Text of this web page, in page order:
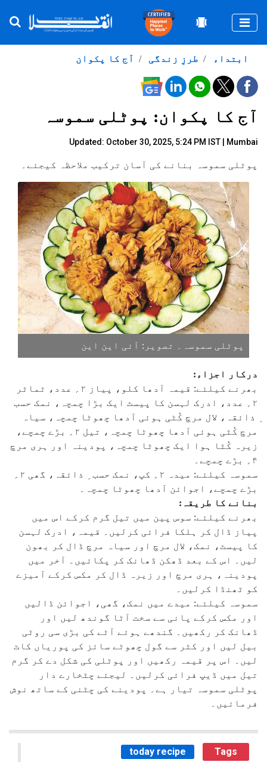
آج کا پکوان طرزِ زندگی ابتداء
آج کا پکوان: پوٹلی سموسہ
Updated: October 30, 2025, 5:24 PM IST | Mumbai
پوٹلی سموسہ بنانے کی آسان ترکیب ملاحظہ کیجئے۔
پوٹلی سموسہ۔ تصویر: آئی این این
درکار اجزاء:
بھرنے کیلئے: قیمہ آدھا کلو، پیاز ۲؍ عدد، ٹماٹر
۲؍ عدد، ادرک لہسن کا پیسٹ ایک بڑا چمچہ، نمک حسب
ِ ذائقہ، لال مرچ کُٹی ہوئی آدھا چھوٹا چمچہ، سیاہ
مرچ کُٹی ہوئی آدھا چھوٹا چمچہ، تیل ۲؍ بڑے چمچے،
زیرہ کُٹا ہوا ایک چھوٹا چمچہ، پودینہ اور ہری مرچ
۴؍ بڑے چمچے۔
بڑے چمچے، اجوائن آدھا چھوٹا چمچہ۔
بنانے کا طریقہ:
بھرنے کیلئے: سوس پین میں تیل گرم کرکے اس میں
پیاز ڈال کر ہلکا فرائی کرلیں۔ قیمہ، ادرک لہسن
کا پیسٹ، نمک، لال مرچ اور سیاہ مرچ ڈال کر بھون
لیں۔ اس کے بعد ڈھکن ڈھانک کر پکائیں۔ آخر میں
پودینہ، ہری مرچ اور زیرہ ڈال کر مکس کرکے آمیزے
کو ٹھنڈا کرلیں۔
سموسہ کیلئے: میدے میں نمک، گھی، اجوائن ڈالیں
اور مکس کرکے پانی سے سخت آٹا گوندھ لیں اور
ڈھانک کر رکھیں۔ گندھے ہوئے آٹے کی بڑی سی روٹی
بیل لیں اور کٹر سے گول چھوٹے سائز کی پوریاں کاٹ
لیں۔ اس پر قیمہ رکھیں اور پوٹلی کی شکل دے کر گرم
تیل میں ڈیپ فرائی کرلیں۔ لیجئے چٹخارے دار
پوٹلی سموسہ تیار ہے۔ پودینے کی چٹنی کے ساتھ نوش
فرمائیں۔
today recipe Tags